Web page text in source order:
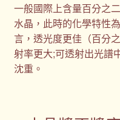
一般國際上含量百分之
水晶，此時的化學特性
言，透光度更佳（百分
射率更大;可透射出光譜
沈重。